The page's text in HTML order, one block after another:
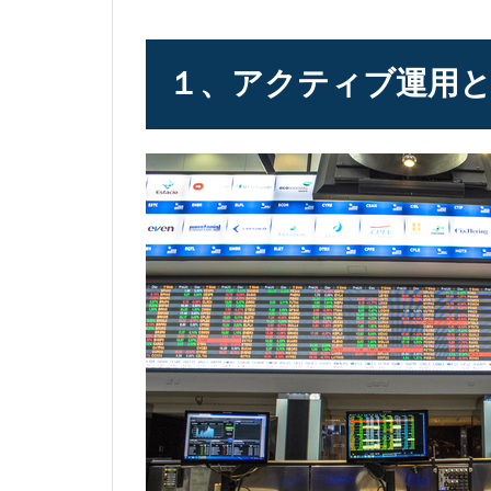
１、アクティブ運用